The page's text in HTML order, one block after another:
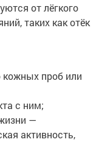
от лёгкого
таких как отёк
кожных проб или
с ним;
—
активность,